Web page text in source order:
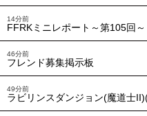
14分前
FFRKミニレポート～第105回～
46分前
フレンド募集掲示板
49分前
ラビリンスダンジョン(魔道士